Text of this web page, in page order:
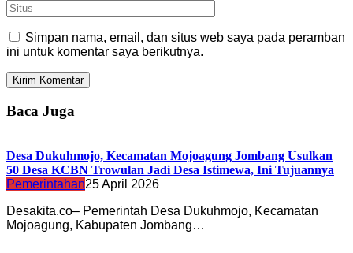
Simpan nama, email, dan situs web saya pada peramban
ini untuk komentar saya berikutnya.
Baca Juga
Desa Dukuhmojo, Kecamatan Mojoagung Jombang Usulkan
50 Desa KCBN Trowulan Jadi Desa Istimewa, Ini Tujuannya
Pemerintahan25 April 2026
Desakita.co– Pemerintah Desa Dukuhmojo, Kecamatan
Mojoagung, Kabupaten Jombang…